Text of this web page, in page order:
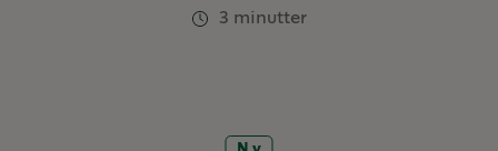
3 minutter